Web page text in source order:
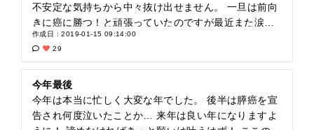
不安定な気持ちから中々抜け出せません。 一旦は前向
きに癌に勝つ！と頑張っていたのですが最近また涙を
流す毎日です。 自分が小さかった頃から現在までの想
い出がすごく頭に浮かんで来ます。 これからどうなる
んだろう？ 死ばかり考えてしまいます。 残される家族
はどうなるんだろう？ 会社は？ 辛い… 死にたくな
い… 頑張りたい！ 元気になりたい！
作成日 : 2019-01-15 09:14:00
29
今年最後
今年は本当に忙しく大変な年でした。 後半は膵癌を宣
告され何度泣いたことか… 来年は良い年になりますよ